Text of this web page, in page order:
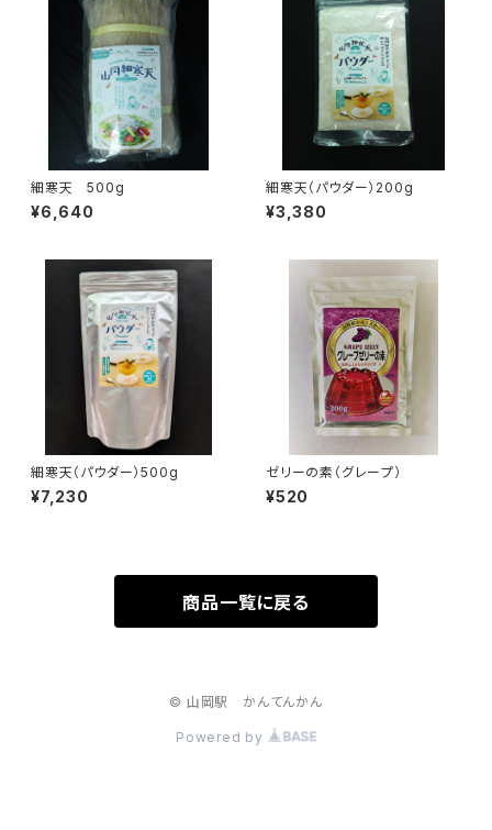
細寒天 500g
¥6,640
細寒天（パウダー）200g
¥3,380
細寒天（パウダー）500g
¥7,230
ゼリーの素（グレープ）
¥520
商品一覧に戻る
© 山岡駅 かんてんかん
Powered by